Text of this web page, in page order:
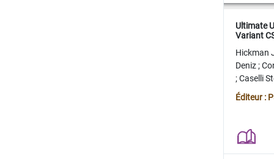
Ultimate
Variant
Hickman
Deniz;
;Caselli
Juan
Éditeur :